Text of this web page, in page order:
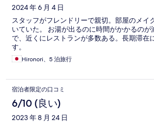
ミ
2024 年 6 月 4 日
スタッフがフレンドリーで親切。部屋のメイ
いていた。 お湯が出るのに時間がかかるのが
で、近くにレストランが多数ある。長期滞在
す。
Hironori、5 泊旅行
宿泊者限定の口コミ
6/10 (良い)
2023 年 8 月 24 日